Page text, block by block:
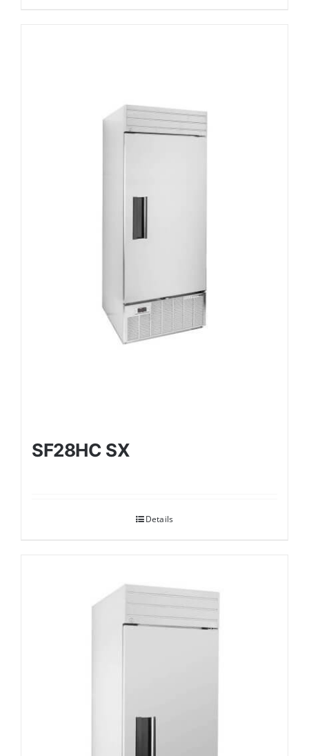
SF28HC SX
Details